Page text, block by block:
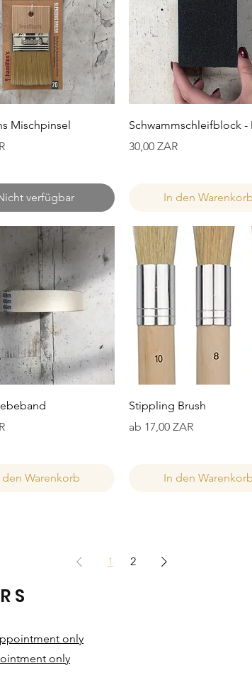
Schnellansicht
Mischpinsel
verfügbar
Schnellansicht
Schwammschleifblock -
Preis
30,00 ZAR
In den Warenkorb
Schnellansicht
den Warenkorb
Schnellansicht
Stippling Brush
ab 17,00 ZAR
Sale-Preis
In den Warenkorb
1 2
only
only